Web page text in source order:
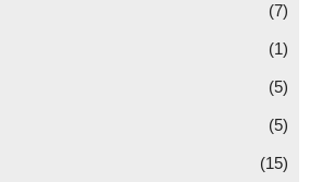
(7)
(1)
(5)
(5)
(15)